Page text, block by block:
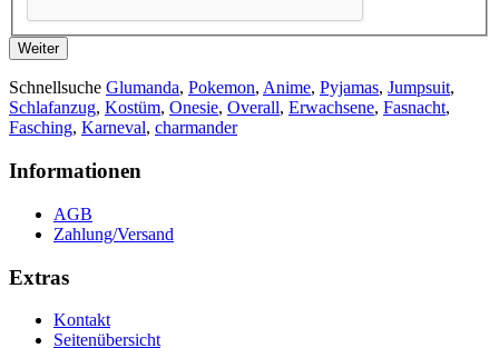
Weiter
Schnellsuche Glumanda, Pokemon, Anime, Pyjamas, Jumpsuit,
Schlafanzug, Kostüm, Onesie, Overall, Erwachsene, Fasnacht,
Fasching, Karneval, charmander
Informationen
AGB
Zahlung/Versand
Extras
Kontakt
Seitenübersicht